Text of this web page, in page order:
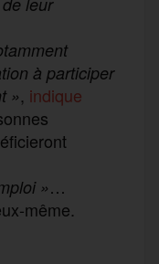
à participer
», indique
»…
même.